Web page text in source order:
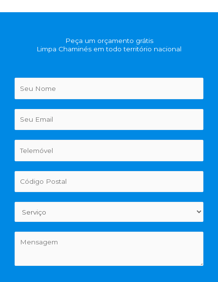
Peça um orçamento grátis
Limpa Chaminés em todo território nacional